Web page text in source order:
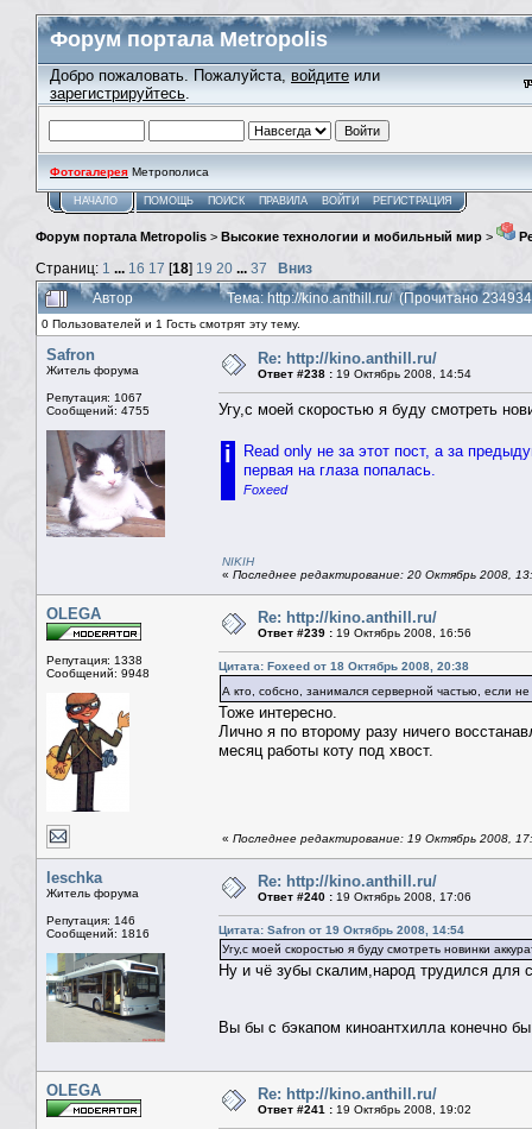
Форум портала Metropolis
Добро пожаловать. Пожалуйста, войдите или
зарегистрируйтесь.
Фотогалерея Метрополиса
НАЧАЛО ПОМОЩЬ ПОИСК ПРАВИЛА ВОЙТИ РЕГИСТРАЦИЯ
Форум портала Metropolis > Высокие технологии и мобильный мир >
Страниц: 1 ... 16 17 [18] 19 20 ... 37
Вниз
Автор
Тема: http://kino.anthill.ru/ (Прочитано
0 Пользователей и 1 Гость смотрят эту тему.
Safron
Житель форума
Репутация: 1067
Сообщений: 4755
Re: http://kino.anthill.ru/
Ответ #238 : 19 Октябрь 2008, 14:54
Угу,с моей скоростью я буду смотреть
i
Read only не за этот пост, а за
первая на глаза попалась.
Foxeed
NIKIH
« Последнее редактирование: 20 Октябрь 2008,
OLEGA
Репутация: 1338
Сообщений: 9948
Re: http://kino.anthill.ru/
Ответ #239 : 19 Октябрь 2008, 16:56
Цитата: Foxeed от 18 Октябрь 2008, 20:38
А кто, собсно, занимался серверной частью, если
Тоже интересно.
Лично я по второму разу ничего
месяц работы коту под хвост.
« Последнее редактирование: 19 Октябрь 2008,
leschka
Житель форума
Репутация: 146
Сообщений: 1816
Re: http://kino.anthill.ru/
Ответ #240 : 19 Октябрь 2008, 17:06
Цитата: Safron от 19 Октябрь 2008, 14:54
Угу,с моей скоростью я буду смотреть новинки
Ну и чё зубы скалим,народ трудился для
Вы бы с бэкапом киноантхилла конечно
OLEGA Re: http://kino.anthill.ru/
Ответ #241 : 19 Октябрь 2008, 19:02